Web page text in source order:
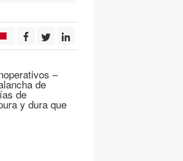
–
de
de
y dura que